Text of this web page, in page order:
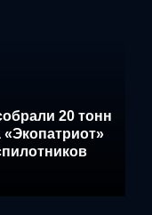
20 тонн